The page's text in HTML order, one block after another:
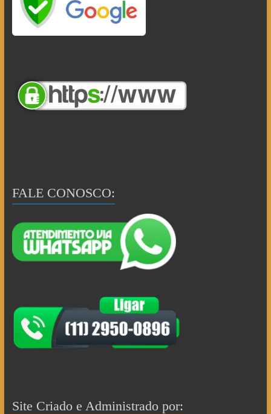
FALE CONOSCO:
Site Criado e Administrado por: